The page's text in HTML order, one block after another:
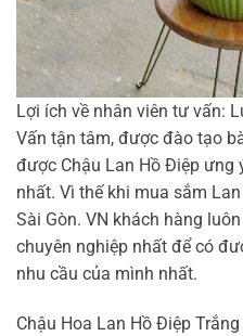
Lợi ích về nhân viên tư vấn:
Vấn tận tâm, được đào tạo
được Chậu Lan Hồ Điệp ưng
nhất. Vì thế khi mua sắm
Sài Gòn. VN khách hàng
chuyên nghiệp nhất để có
nhu cầu của mình nhất.
Chậu Hoa Lan Hồ Điệp